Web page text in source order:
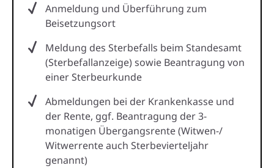
Anmeldung und Überführung zum
Beisetzungsort
Meldung des Sterbefalls beim Standesamt
(Sterbefallanzeige) sowie Beantragung von
einer Sterbeurkunde
Abmeldungen bei der Krankenkasse und
der Rente, ggf. Beantragung der 3-
monatigen Übergangsrente (Witwen-/
Witwerrente auch Sterbevierteljahr
genannt)